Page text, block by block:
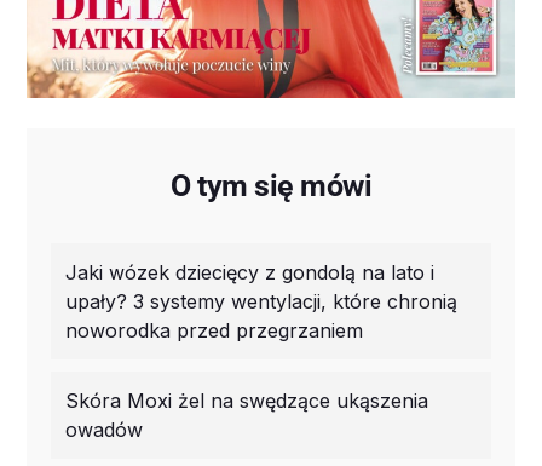
O tym się mówi
Jaki wózek dziecięcy z gondolą na lato i
upały? 3 systemy wentylacji, które chronią
noworodka przed przegrzaniem
Skóra Moxi żel na swędzące ukąszenia
owadów